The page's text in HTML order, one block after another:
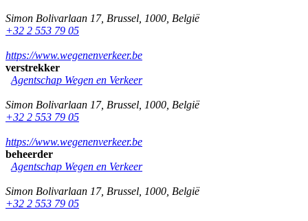
Simon Bolivarlaan 17, Brussel 1000 België
+32 2 553 79 05
https://www.wegenenverkeer.be
verstrekker
Agentschap Wegen en Verkeer
Simon Bolivarlaan 17, Brussel 1000 België
+32 2 553 79 05
https://www.wegenenverkeer.be
beheerder
Agentschap Wegen en Verkeer
Simon Bolivarlaan 17, Brussel 1000 België
+32 2 553 79 05